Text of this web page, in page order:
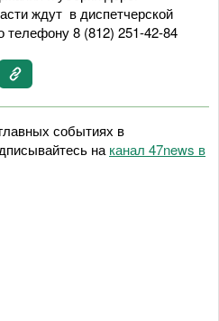
ждут в диспетчерской
8 (812) 251-42-84
событиях в
на канал 47news в